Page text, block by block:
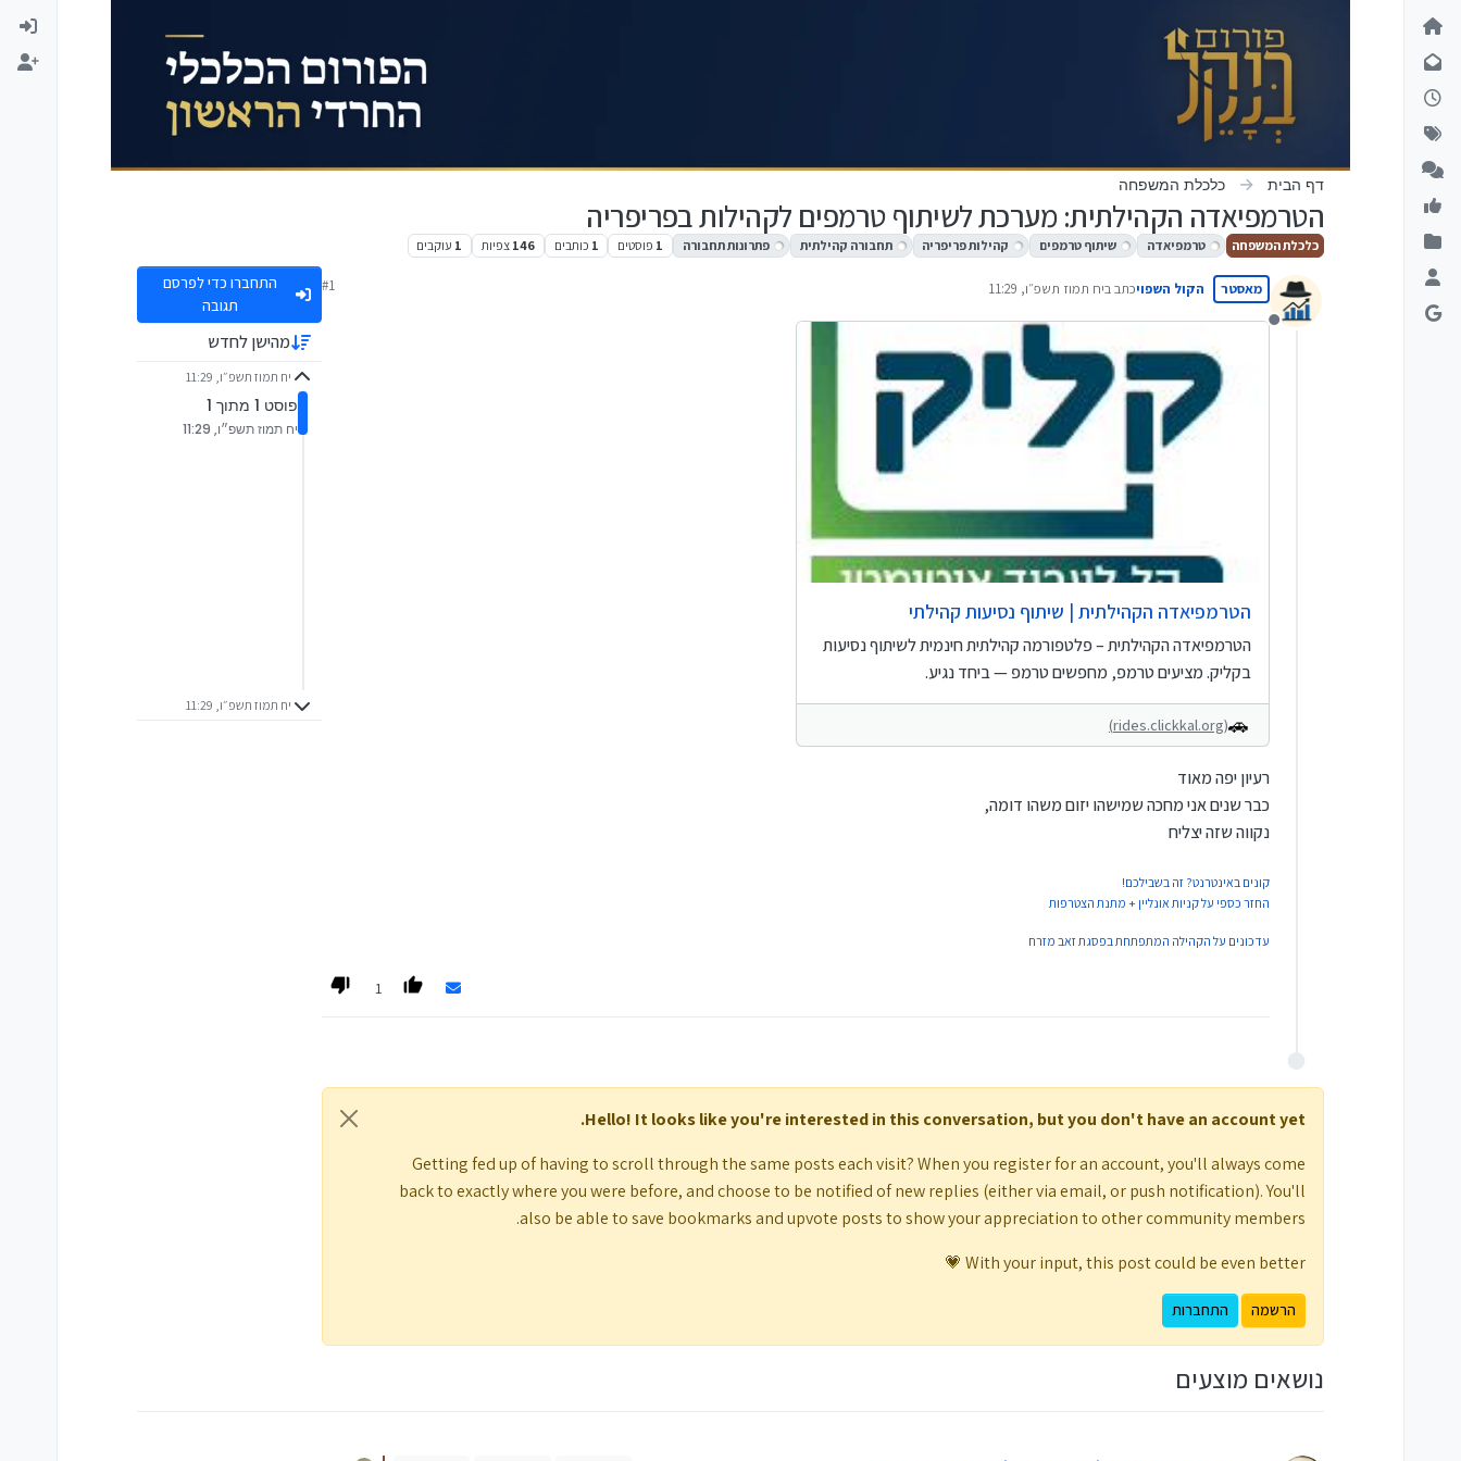
דילוג לתוכן
דף הבית כלכלת המשפחה
הטרמפיאדה הקהילתית: מערכת לשיתוף טרמפים לקהילות בפריפריה
כלכלת המשפחה טרמפיאדה שיתוף טרמפים קהילות פריפריה תחבורה קהילתית פתרונות תחבורה 1 פוסטים 1 כותבים 146 צפיות 1 עוקבים
מנותק
מאסטר הקול השפויכתב ביח תמוז תשפ״ו, 11:29
נערך לאחרונה על ידי
#1
הטרמפיאדה הקהילתית | שיתוף נסיעות קהילתי
הטרמפיאדה הקהילתית – פלטפורמה קהילתית חינמית לשיתוף נסיעות
בקליק. מציעים טרמפ, מחפשים טרמפ — ביחד נגיע.
(rides.clickkal.org)
רעיון יפה מאוד
כבר שנים אני מחכה שמישהו יזום משהו דומה,
נקווה שזה יצליח
קונים באינטרנט? זה בשבילכם!
החזר כספי על קניות אונליין + מתנת הצטרפות
עדכונים על הקהילה המתפתחת בפסגת זאב מזרח
1
Hello! It looks like you're interested in this conversation, but you don't have an account yet.
Getting fed up of having to scroll through the same posts each visit? When you register for an account, you'll always come
back to exactly where you were before, and choose to be notified of new replies (either via email, or push notification). You'll
also be able to save bookmarks and upvote posts to show your appreciation to other community members.
With your input, this post could be even better 💗
הרשמה התחברות
התחברו כדי לפרסם
תגובה
מהישן לחדש
יח תמוז תשפ״ו, 11:29
פוסט 1 מתוך 1
יח תמוז תשפ״ו, 11:29
יח תמוז תשפ״ו, 11:29
נושאים מוצעים